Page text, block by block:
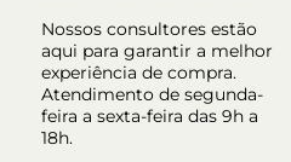
Nossos consultores estão
aqui para garantir a melhor
experiência de compra.
Atendimento de segunda-
feira a sexta-feira das 9h a
18h.